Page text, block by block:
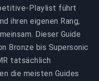
Playlist führt
ihren eigenen Rang,
Dieser Guide
Bronze bis Supersonic
tatsächlich
die meisten Guides